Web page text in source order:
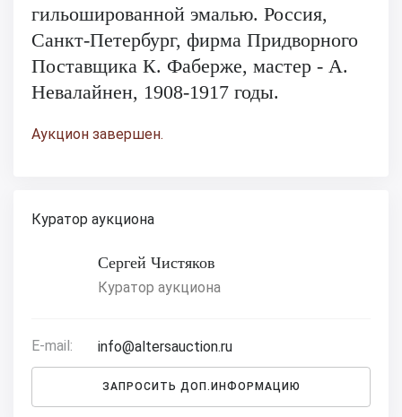
гильошированной эмалью. Россия,
Санкт-Петербург, фирма Придворного
Поставщика К. Фаберже, мастер - А.
Невалайнен, 1908-1917 годы.
Аукцион завершен.
Куратор аукциона
Сергей Чистяков
Куратор аукциона
E-mail: info@altersauction.ru
ЗАПРОСИТЬ ДОП.ИНФОРМАЦИЮ